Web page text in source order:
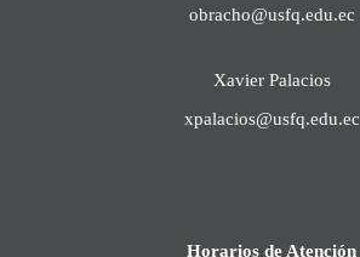
obracho@usfq.edu.ec
Xavier Palacios
xpalacios@usfq.edu.ec
Horarios de Atención